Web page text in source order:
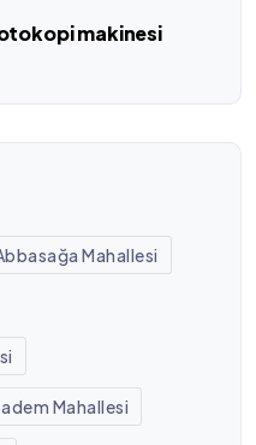
makinesi
Mahallesi
Mahallesi